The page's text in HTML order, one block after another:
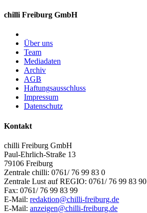
chilli Freiburg GmbH
Über uns
Team
Mediadaten
Archiv
AGB
Haftungsausschluss
Impressum
Datenschutz
Kontakt
chilli Freiburg GmbH
Paul-Ehrlich-Straße 13
79106 Freiburg
Zentrale chilli: 0761/ 76 99 83 0
Zentrale Lust auf REGIO: 0761/ 76 99 83 90
Fax: 0761/ 76 99 83 99
E-Mail: redaktion@chilli-freiburg.de
E-Mail: anzeigen@chilli-freiburg.de